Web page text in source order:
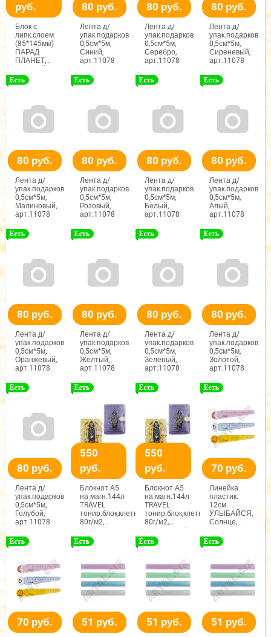
руб.
Блок c
липк.слоем
(85*145мм)
ПАРАД
ПЛАНЕТ,
арт.М-1099
80 руб.
Лента д/
упак.подарков
0,5см*5м,
Синий,
арт.11078
80 руб.
Лента д/
упак.подарков
0,5см*5м,
Серебро,
арт.11078
80 руб.
Лента д/
упак.подарков
0,5см*5м,
Сиреневый,
арт.11078
80 руб.
Лента д/
упак.подарков
0,5см*5м,
Малиновый,
арт.11078
80 руб.
Лента д/
упак.подарков
0,5см*5м,
Розовый,
арт.11078
80 руб.
Лента д/
упак.подарков
0,5см*5м,
Белый,
арт.11078
80 руб.
Лента д/
упак.подарков
0,5см*5м,
Алый,
арт.11078
80 руб.
Лента д/
упак.подарков
0,5см*5м,
Оранжевый,
арт.11078
80 руб.
Лента д/
упак.подарков
0,5см*5м,
Жёлтый,
арт.11078
80 руб.
Лента д/
упак.подарков
0,5см*5м,
Зелёный,
арт.11078
80 руб.
Лента д/
упак.подарков
0,5см*5м,
Золотой,
арт.11078
80 руб.
Лента д/
упак.подарков
0,5см*5м,
Голубой,
арт.11078
550
руб.
Блокнот А5
на магн.144л
TRAVEL
тонир.блок,клетка
80г/м2,
арт.MY-4600
550
руб.
Блокнот А5
на магн.144л
TRAVEL
тонир.блок,клетка
80г/м2,
арт.MY-4600
70 руб.
Линейка
пластик.
12см
УЛЫБАЙСЯ,
Солнце,
70 руб. 51 руб. 51 руб. 51 руб.